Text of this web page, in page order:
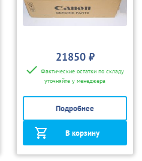
21850 ₽
Фактические остатки по складу
уточняйте у менеджера
Подробнее
В корзину